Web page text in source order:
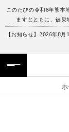
このたびの令和8年熊本
ますとともに、被災
【お知らせ】2026年8
フロアガイド
イベント・
ニュース
ENGLISH
簡体字
한국어